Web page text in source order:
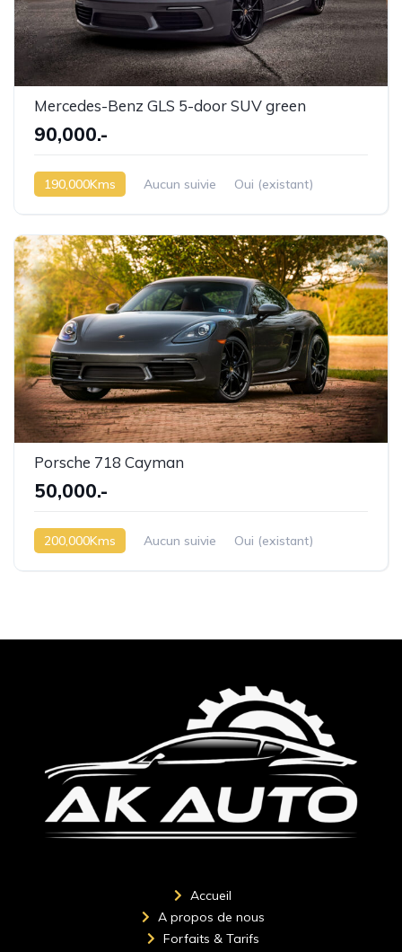
Mercedes-Benz GLS 5-door SUV green
90,000.-
190,000Kms Aucun suivie Oui (existant)
Porsche 718 Cayman
50,000.-
200,000Kms Aucun suivie Oui (existant)
Accueil
A propos de nous
Forfaits & Tarifs